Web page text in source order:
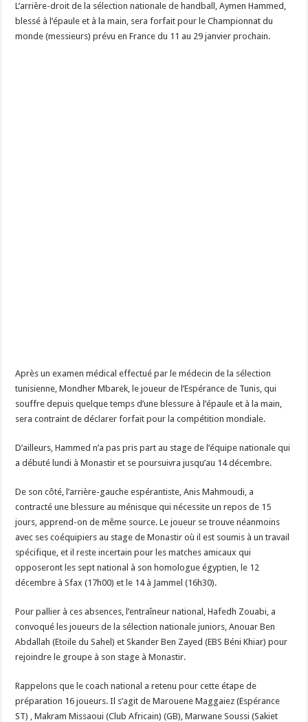
L’arrière-droit de la sélection nationale de handball, Aymen Hammed,
blessé à l’épaule et à la main, sera forfait pour le Championnat du
monde (messieurs) prévu en France du 11 au 29 janvier prochain.
Après un examen médical effectué par le médecin de la sélection
tunisienne, Mondher Mbarek, le joueur de l’Espérance de Tunis, qui
souffre depuis quelque temps d’une blessure à l’épaule et à la main,
sera contraint de déclarer forfait pour la compétition mondiale.
D’ailleurs, Hammed n’a pas pris part au stage de l’équipe nationale qui
a débuté lundi à Monastir et se poursuivra jusqu’au 14 décembre.
De son côté, l’arrière-gauche espérantiste, Anis Mahmoudi, a
contracté une blessure au ménisque qui nécessite un repos de 15
jours, apprend-on de même source. Le joueur se trouve néanmoins
avec ses coéquipiers au stage de Monastir où il est soumis à un travail
spécifique, et il reste incertain pour les matches amicaux qui
opposeront les sept national à son homologue égyptien, le 12
décembre à Sfax (17h00) et le 14 à Jammel (16h30).
Pour pallier à ces absences, l’entraîneur national, Hafedh Zouabi, a
convoqué les joueurs de la sélection nationale juniors, Anouar Ben
Abdallah (Etoile du Sahel) et Skander Ben Zayed (EBS Béni Khiar) pour
rejoindre le groupe à son stage à Monastir.
Rappelons que le coach national a retenu pour cette étape de
préparation 16 joueurs. Il s’agit de Marouene Maggaiez (Espérance
ST) , Makram Missaoui (Club Africain) (GB), Marwane Soussi (Sakiet